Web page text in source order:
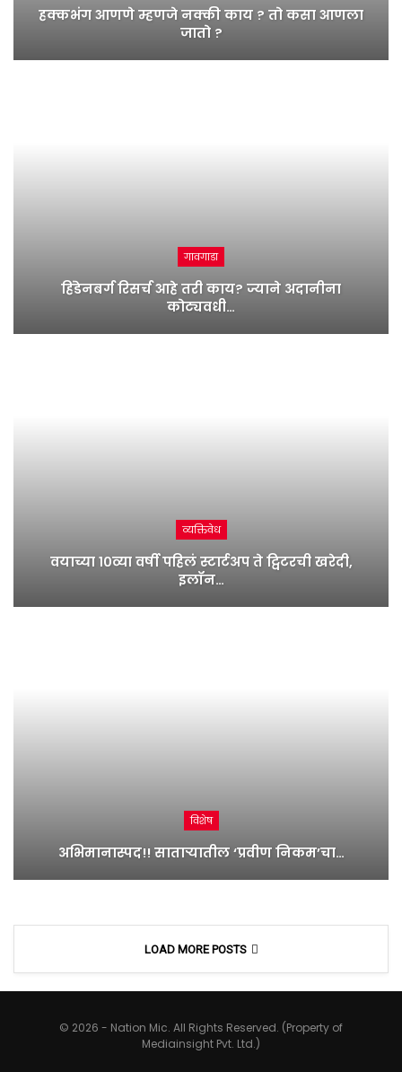
हक्कभंग आणणे म्हणजे नक्की काय ? तो कसा आणला
जातो ?
गावगाडा
हिंडेनबर्ग रिसर्च आहे तरी काय? ज्याने अदानीना
कोट्यवधी…
व्यक्तिवेध
वयाच्या १०व्या वर्षी पहिलं स्टार्टअप ते ट्विटरची खरेदी,
इलॉन…
विशेष
अभिमानास्पद!! साताऱ्यातील ‘प्रवीण निकम’चा…
LOAD MORE POSTS
© 2026 - Nation Mic. All Rights Reserved. (Property of
Mediainsight Pvt. Ltd.)